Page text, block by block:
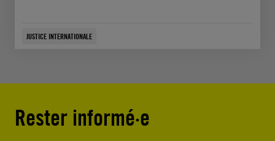
JUSTICE INTERNATIONALE
Rester informé·e